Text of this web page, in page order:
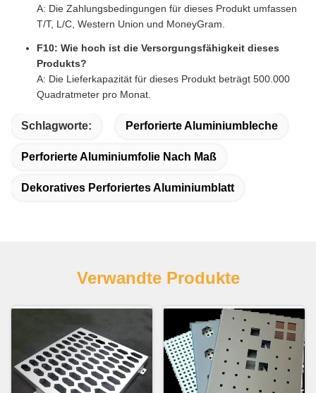
A: Die Zahlungsbedingungen für dieses Produkt umfassen
T/T, L/C, Western Union und MoneyGram.
F10: Wie hoch ist die Versorgungsfähigkeit dieses
Produkts?
A: Die Lieferkapazität für dieses Produkt beträgt 500.000
Quadratmeter pro Monat.
Schlagworte: Perforierte Aluminiumbleche
Perforierte Aluminiumfolie Nach Maß
Dekoratives Perforiertes Aluminiumblatt
Verwandte Produkte